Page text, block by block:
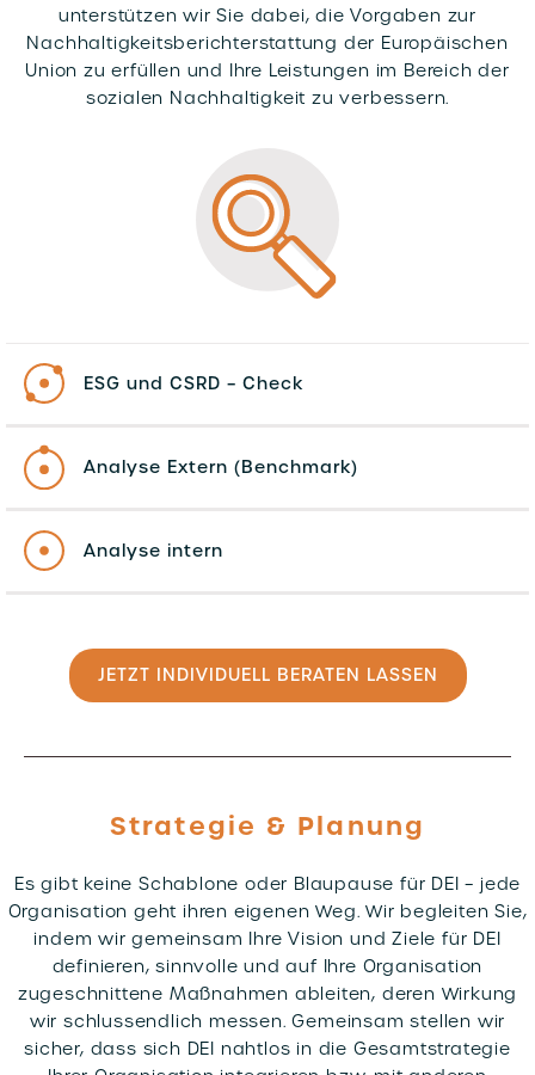
unterstützen wir Sie dabei, die Vorgaben zur
Nachhaltigkeitsberichterstattung der Europäischen
Union zu erfüllen und Ihre Leistungen im Bereich der
sozialen Nachhaltigkeit zu verbessern.
ESG und CSRD – Check
Analyse Extern (Benchmark)
Analyse intern
JETZT INDIVIDUELL BERATEN LASSEN
Strategie & Planung
Es gibt keine Schablone oder Blaupause für DEI – jede
Organisation geht ihren eigenen Weg. Wir begleiten Sie,
indem wir gemeinsam Ihre Vision und Ziele für DEI
definieren, sinnvolle und auf Ihre Organisation
zugeschnittene Maßnahmen ableiten, deren Wirkung
wir schlussendlich messen. Gemeinsam stellen wir
sicher, dass sich DEI nahtlos in die Gesamtstrategie